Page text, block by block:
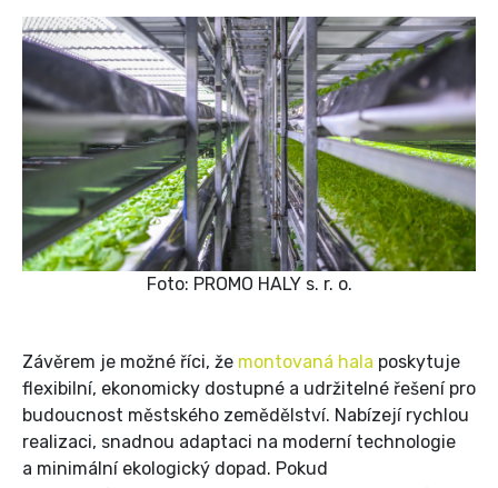
Foto: PROMO HALY s. r. o.
Závěrem je možné říci, že montovaná hala poskytuje
flexibilní, ekonomicky dostupné a udržitelné řešení pro
budoucnost městského zemědělství. Nabízejí rychlou
realizaci, snadnou adaptaci na moderní technologie
a minimální ekologický dopad. Pokud